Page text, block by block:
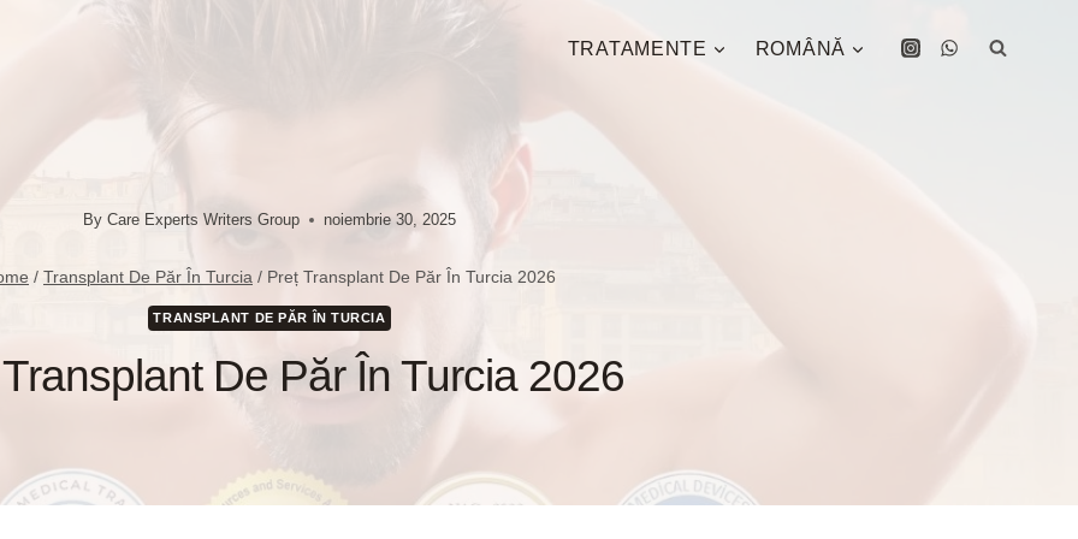
TRATAMENTE ROMÂNĂ
By Care Experts Writers Group noiembrie 30, 2025
/ Transplant De Păr În Turcia / Preț Transplant De Păr În Turcia 2026
TRANSPLANT DE PĂR ÎN TURCIA
De Păr În Turcia 2026